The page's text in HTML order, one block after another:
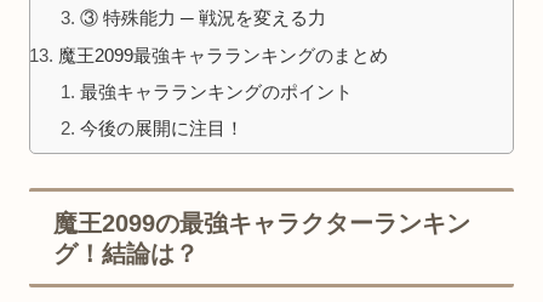
③ 特殊能力 ─ 戦況を変える力
魔王2099最強キャラランキングのまとめ
最強キャラランキングのポイント
今後の展開に注目！
魔王2099の最強キャラクターランキン
グ！結論は？